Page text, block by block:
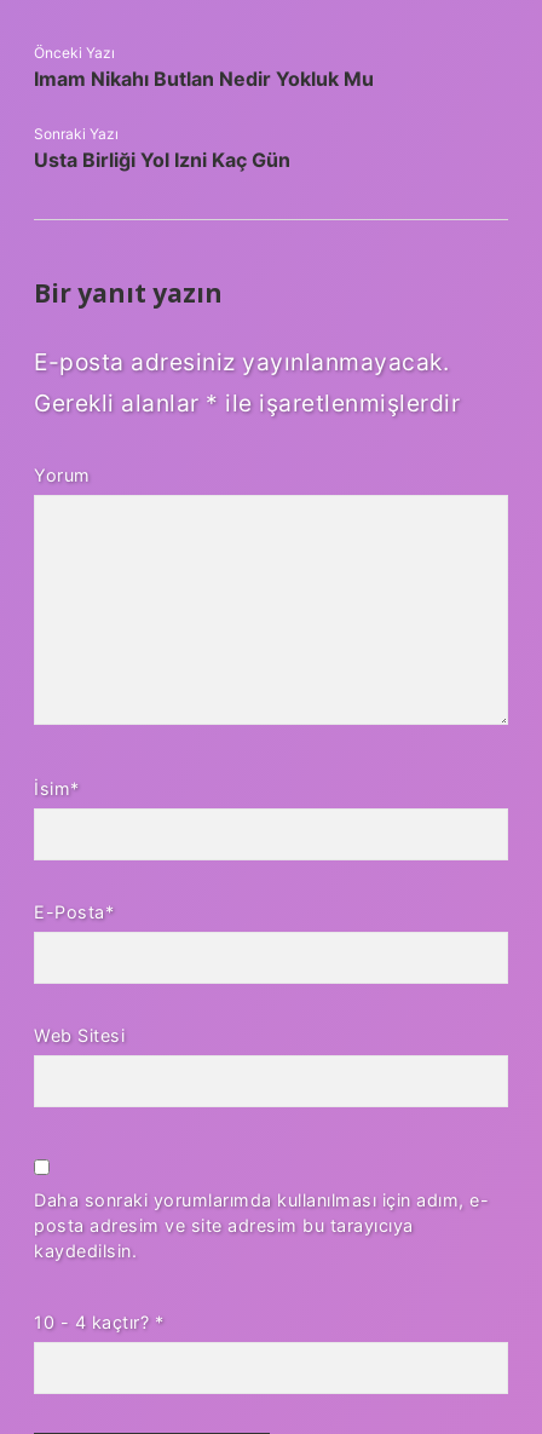
Önceki Yazı
Imam Nikahı Butlan Nedir Yokluk Mu
Sonraki Yazı
Usta Birliği Yol Izni Kaç Gün
Bir yanıt yazın
E-posta adresiniz yayınlanmayacak.
Gerekli alanlar * ile işaretlenmişlerdir
Yorum
İsim*
E-Posta*
Web Sitesi
Daha sonraki yorumlarımda kullanılması için adım, e-
posta adresim ve site adresim bu tarayıcıya
kaydedilsin.
10 - 4 kaçtır? *